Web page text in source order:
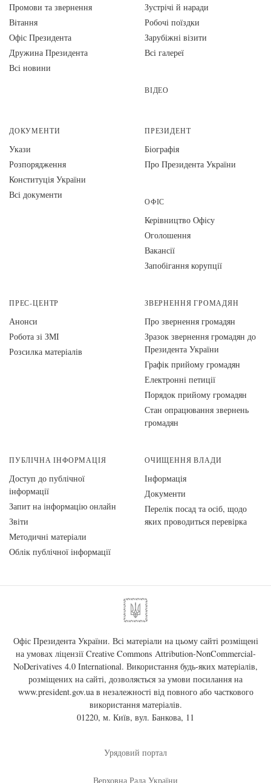
Промови та звернення
Вiтання
Офіс Президента
Дружина Президента
Всі новини
Зустрічі й наради
Робочі поїздки
Зарубіжні візити
Всі галереї
ВІДЕО
ДОКУМЕНТИ
Укази
Розпорядження
Конституція України
Всі документи
ПРЕЗИДЕНТ
Біографія
Про Президента України
ОФІС
Керівництво Офісу
Оголошення
Вакансії
Запобігання корупції
ПРЕС-ЦЕНТР
Анонси
Робота зі ЗМІ
Розсилка матеріалів
ЗВЕРНЕННЯ ГРОМАДЯН
Про звернення громадян
Зразок звернення громадян до
Президента України
Графік прийому громадян
Електронні петиції
Порядок прийому громадян
Стан опрацювання звернень
громадян
ПУБЛІЧНА ІНФОРМАЦІЯ
Доступ до публічної
інформації
Запит на інформацію онлайн
Звіти
Методичні матеріали
Облік публічної інформації
ОЧИЩЕННЯ ВЛАДИ
Інформація
Документи
Перелік посад та осіб, щодо
яких проводиться перевірка
Офіс Президента України. Всі матеріали на цьому сайті розміщені
на умовах ліцензії Creative Commons Attribution-NonCommercial-
NoDerivatives 4.0 International. Використання будь-яких матеріалів,
розміщених на сайті, дозволяється за умови посилання на
www.president.gov.uaв незалежності від повного або часткового
використання матеріалів.
01220, м. Київ, вул. Банкова, 11
Урядовий портал
Верховна Рада України